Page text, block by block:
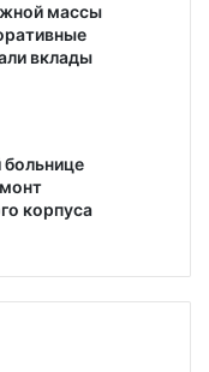
массы
вклады
корпуса